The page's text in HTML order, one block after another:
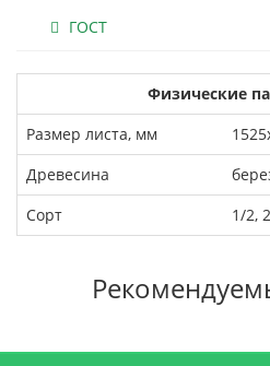
ГОСТ
Физические
Размер листа, мм
Древесина
Сорт
1/2,